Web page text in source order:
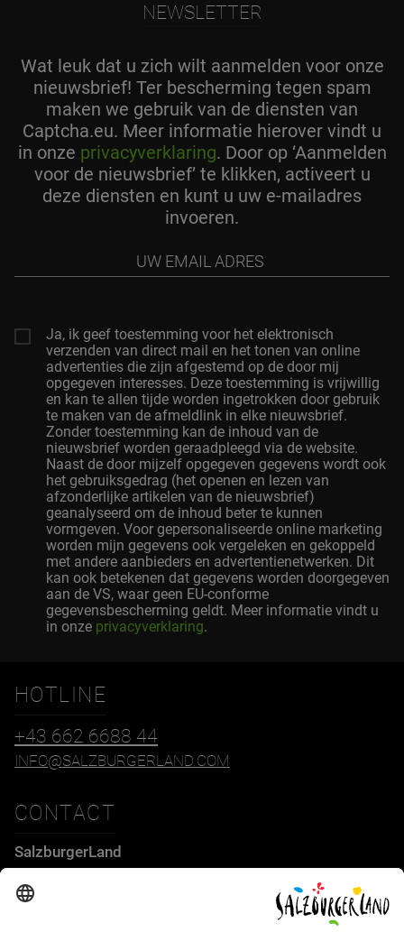
NEWSLETTER
Wat leuk dat u zich wilt aanmelden voor onze
nieuwsbrief! Ter bescherming tegen spam
maken we gebruik van de diensten van
Captcha.eu. Meer informatie hierover vindt u
in onze privacyverklaring. Door op ‘Aanmelden
voor de nieuwsbrief’ te klikken, activeert u
deze diensten en kunt u uw e-mailadres
invoeren.
Adres
Ja, ik geef toestemming voor het elektronisch
verzenden van direct mail en het tonen van online
advertenties die zijn afgestemd op de door mij
opgegeven interesses. Deze toestemming is vrijwillig
en kan te allen tijde worden ingetrokken door gebruik
te maken van de afmeldlink in elke nieuwsbrief.
Zonder toestemming kan de inhoud van de
nieuwsbrief worden geraadpleegd via de website.
Naast de door mijzelf opgegeven gegevens wordt ook
het gebruiksgedrag (het openen en lezen van
afzonderlijke artikelen van de nieuwsbrief)
geanalyseerd om de inhoud beter te kunnen
vormgeven. Voor gepersonaliseerde online marketing
worden mijn gegevens ook vergeleken en gekoppeld
met andere aanbieders en advertentienetwerken. Dit
kan ook betekenen dat gegevens worden doorgegeven
aan de VS, waar geen EU-conforme
gegevensbescherming geldt. Meer informatie vindt u
in onze privacyverklaring.
HOTLINE
+43 662 6688 44
INFO@SALZBURGERLAND.COM
CONTACT
SalzburgerLand